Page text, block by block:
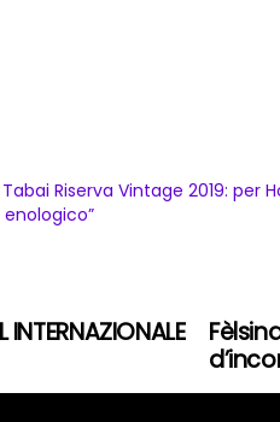
Riserva Vintage 2019: per
INTERNAZIONALE